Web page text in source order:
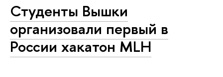
Студенты Вышки
организовали первый в
России хакатон MLH